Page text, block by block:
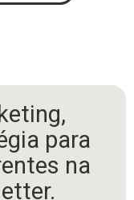
para
na